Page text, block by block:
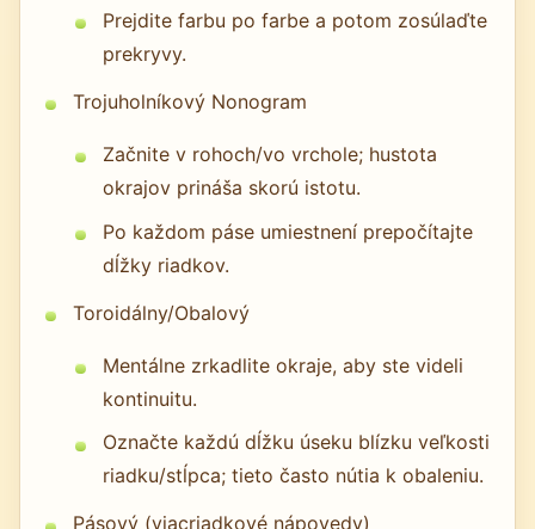
Prejdite farbu po farbe a potom zosúlaďte
prekryvy.
Trojuholníkový Nonogram
Začnite v rohoch/vo vrchole; hustota
okrajov prináša skorú istotu.
Po každom páse umiestnení prepočítajte
dĺžky riadkov.
Toroidálny/Obalový
Mentálne zrkadlite okraje, aby ste videli
kontinuitu.
Označte každú dĺžku úseku blízku veľkosti
riadku/stĺpca; tieto často nútia k obaleniu.
Pásový (viacriadkové nápovedy)